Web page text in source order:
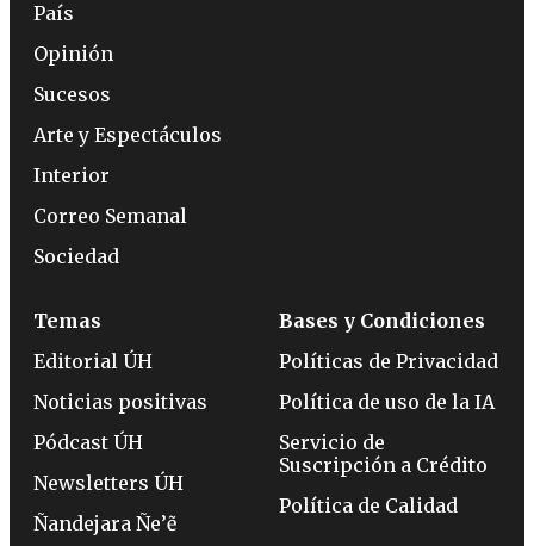
País
Opinión
Sucesos
Arte y Espectáculos
Interior
Correo Semanal
Sociedad
Temas
Editorial ÚH
Noticias positivas
Pódcast ÚH
Newsletters ÚH
Ñandejara Ñe’ẽ
Bases y Condiciones
Políticas de Privacidad
Política de uso de la IA
Servicio de
Suscripción a Crédito
Política de Calidad